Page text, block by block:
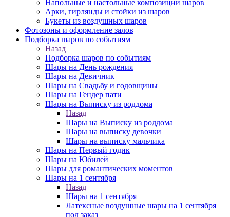
Напольные и настольные композиции шаров
Арки, гирлянды и стойки из шаров
Букеты из воздушных шаров
Фотозоны и оформление залов
Подборка шаров по событиям
Назад
Подборка шаров по событиям
Шары на День рождения
Шары на Девичник
Шары на Свадьбу и годовщины
Шары на Гендер пати
Шары на Выписку из роддома
Назад
Шары на Выписку из роддома
Шары на выписку девочки
Шары на выписку мальчика
Шары на Первый годик
Шары на Юбилей
Шары для романтических моментов
Шары на 1 сентября
Назад
Шары на 1 сентября
Латексные воздушные шары на 1 сентября
под заказ